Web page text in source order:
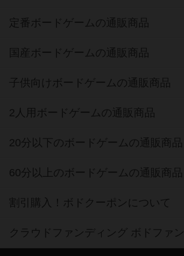
定番ボードゲームの通販商品
国産ボードゲームの通販商品
子供向けボードゲームの通販商品
2人用ボードゲームの通販商品
20分以下のボードゲームの通販商品
60分以上のボードゲームの通販商品
割引購入！ボドクーポンについて
クラウドファンディング ボドファン